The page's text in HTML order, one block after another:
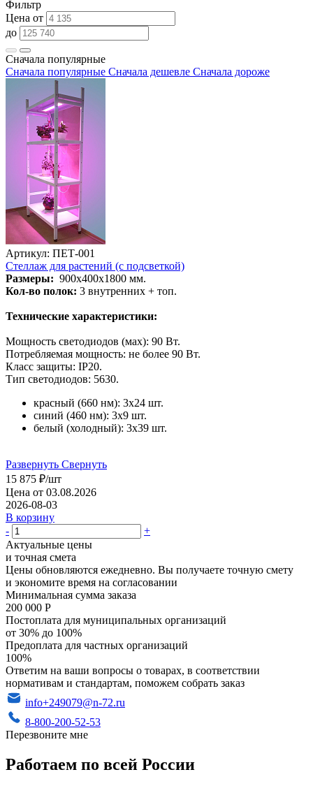
Фильтр
Цена от
до
Сначала популярные
Сначала популярные Сначала дешевле Сначала дороже
Артикул: ПЕТ-001
Стеллаж для растений (с подсветкой)
Размеры: 900х400х1800 мм.
Кол-во полок: 3 внутренних + топ.
Технические характеристики:
Мощность светодиодов (мах): 90 Вт.
Потребляемая мощность: не более 90 Вт.
Класс защиты: IP20.
Тип светодиодов: 5630.
красный (660 нм): 3х24 шт.
синий (460 нм): 3х9 шт.
белый (холодный): 3х39 шт.
Развернуть Свернуть
15 875 ₽/шт
Цена от 03.08.2026
2026-08-03
В корзину
-
+
Актуальные цены
и точная смета
Цены обновляются ежедневно. Вы получаете точную смету
и экономите время на согласовании
Минимальная сумма заказа
200 000 Р
Постоплата для муниципальных организаций
от 30% до 100%
Предоплата для частных организаций
100%
Ответим на ваши вопросы о товарах, в соответствии
нормативам и стандартам, поможем собрать заказ
info+249079@n-72.ru
8-800-200-52-53
Перезвоните мне
Работаем по всей России